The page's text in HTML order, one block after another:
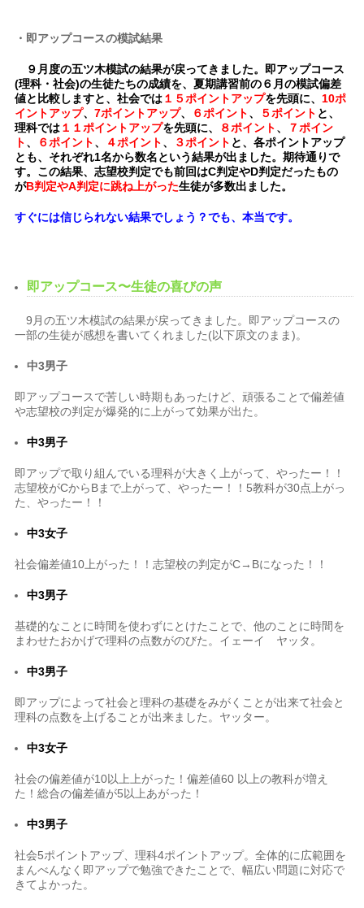
・即アップコースの模試結果
９月度の五ツ木模試の結果が戻ってきました。即アップコース
(理科・社会)の生徒たちの成績を、夏期講習前の６月の模試偏差
値と比較しますと、社会では１５ポイントアップを先頭に、10ポ
イントアップ、7ポイントアップ、 ６ポイント、 ５ポイント と、
理科では１１ポイントアップを先頭に、 ８ポイント、
７ポイン
ト、 ６ポイント、 ４ポイント、 ３ポイント と、各ポイントアップ
とも、それぞれ1名から数名という結果が出ました。期待通りで
す。この結果、志望校判定でも前回はC判定やD判定だったもの
がB判定やA判定に跳ね上がった生徒が多数出ました。
すぐには信じられない結果でしょう？でも、本当です。
即アップコース〜生徒の喜びの声
9月の五ツ木模試の結果が戻ってきました。即アップコースの
一部の生徒が感想を書いてくれました(以下原文のまま)。
中3男子
即アップコースで苦しい時期もあったけど、頑張ることで偏差値
や志望校の判定が爆発的に上がって効果が出た。
中3男子
即アップで取り組んでいる理科が大きく上がって、やったー！！
志望校がCからBまで上がって、やったー！！5教科が30点上がっ
た、やったー！！
中3女子
社会偏差値10上がった！！志望校の判定がC→Bになった！！
中3男子
基礎的なことに時間を使わずにとけたことで、他のことに時間を
まわせたおかげで理科の点数がのびた。イェーイ ヤッタ。
中3男子
即アップによって社会と理科の基礎をみがくことが出来て社会と
理科の点数を上げることが出来ました。ヤッター。
中3女子
社会の偏差値が10以上上がった！偏差値60 以上の教科が増え
た！総合の偏差値が5以上あがった！
中3男子
社会5ポイントアップ、理科4ポイントアップ。全体的に広範囲を
まんべんなく即アップで勉強できたことで、幅広い問題に対応で
きてよかった。